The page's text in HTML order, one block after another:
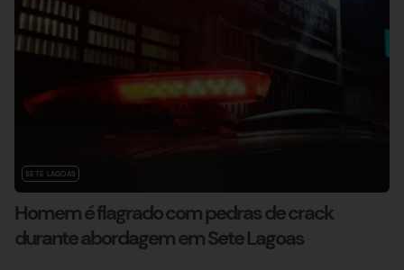
SETE LAGOAS
Homem é flagrado com pedras de crack
durante abordagem em Sete Lagoas